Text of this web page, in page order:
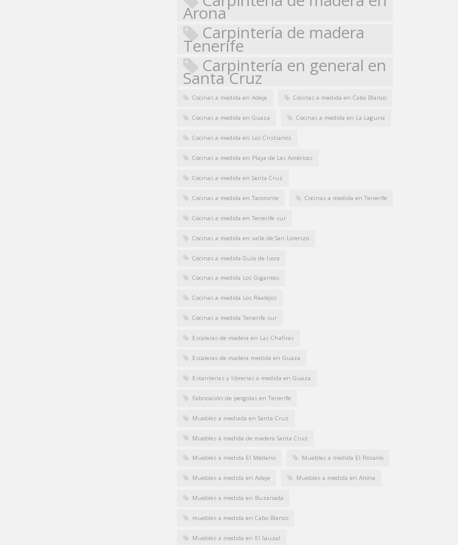
Arona
Carpintería de madera
Tenerife
Carpintería en general en
Santa Cruz
Cocinas a medida en Adeje Cocinas a medida en Cabo Blanco
Cocinas a medida en Guaza Cocinas a medida en La Laguna
Cocinas a medida en Los Cristianos
Cocinas a medida en Playa de Las Américas
Cocinas a medida en Santa Cruz
Cocinas a medida en Tacoronte Cocinas a medida en Tenerife
Cocinas a medida en Tenerife sur
Cocinas a medida en valle de San Lorenzo
Cocinas a medida Guía de Isora
Cocinas a medida Los Gigantes
Cocinas a medida Los Realejos
Cocinas a medida Tenerife sur
Escaleras de madera en Las Chafiras
Escaleras de madera medida en Guaza
Estanterias y librerias a medida en Guaza
Fabricación de pergolas en Tenerife
Muebles a mediada en Santa Cruz
Muebles a medida de madera Santa Cruz
Muebles a medida El Médano Muebles a medida El Rosario
Muebles a medida en Adeje Muebles a medida en Arona
Muebles a medida en Buzanada
muebles a medida en Cabo Blanco
Muebles a medida en El Sauzal